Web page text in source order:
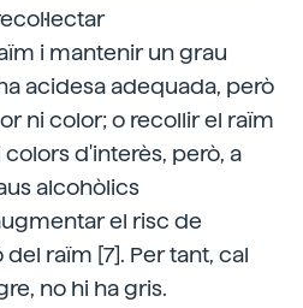
i mantenir un grau
acidesa adequada, però
ni color; o recollir el raïm
d'interès, però, a
alcohòlics
el risc de
raïm [7]. Per tant, cal
no hi ha gris.